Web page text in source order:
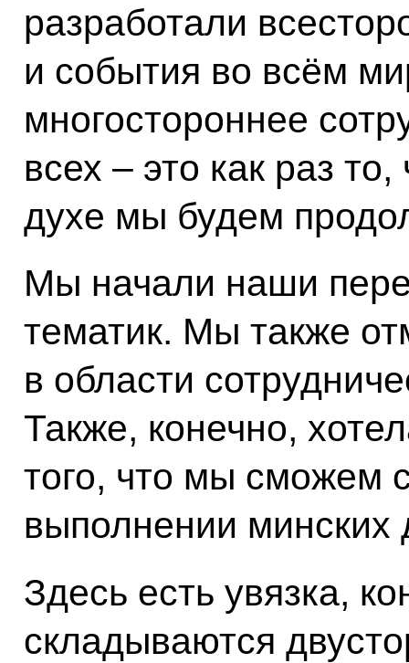
разработали
и события во всём
многостороннее
всех – это как раз
духе мы будем
Мы начали наши
тематик. Мы также
в области
Также, конечно,
того, что мы сможем
выполнении минских
Здесь есть увязка,
складываются